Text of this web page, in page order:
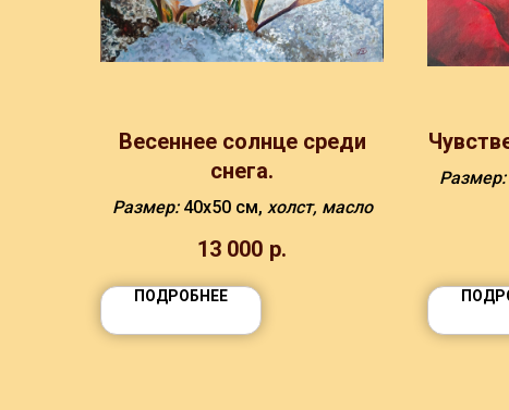
Весеннее солнце среди
снега.
Размер: 40х50 см, холст, масло
13 000 р.
ПОДРОБНЕЕ
Размер: